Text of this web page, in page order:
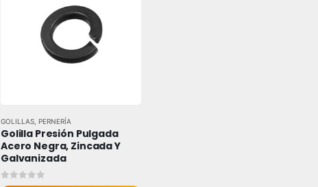
GOLILLAS PERNERÍA
Golilla Presión Pulgada
Acero Negra, Zincada Y
Galvanizada
0out of 5